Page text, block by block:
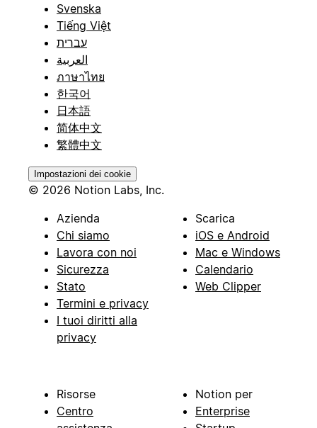
Svenska
Tiếng Việt
עברית
العربية
ภาษาไทย
한국어
日本語
简体中文
繁體中文
Impostazioni dei cookie
© 2026 Notion Labs, Inc.
Azienda
Chi siamo
Lavora con noi
Sicurezza
Stato
Termini e privacy
I tuoi diritti alla
privacy
Scarica
iOS e Android
Mac e Windows
Calendario
Web Clipper
Risorse
Centro
Notion per
Enterprise